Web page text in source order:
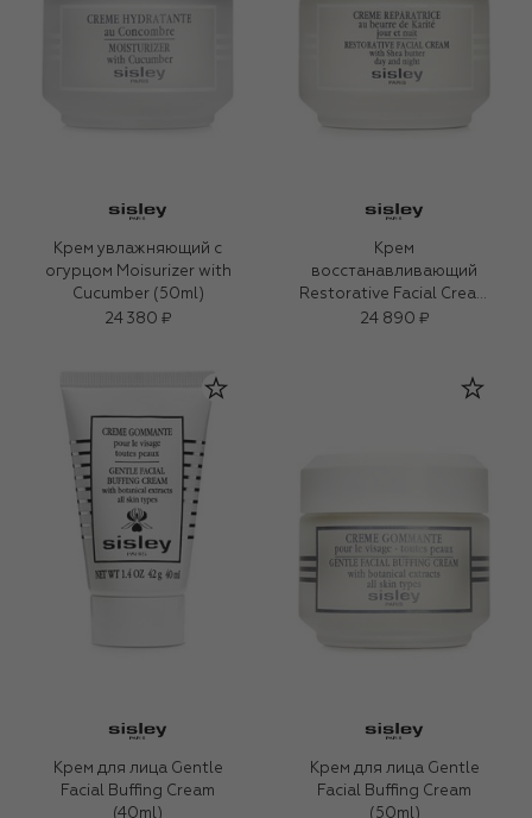
Крем увлажняющий с
огурцом Moisurizer with
Cucumber (50ml)
24 380 ₽
Крем
восстанавливающий
Restorative Facial Cream
(50ml)
24 890 ₽
Крем для лица Gentle
Facial Buffing Cream
(40ml)
Крем для лица Gentle
Facial Buffing Cream
(50ml)